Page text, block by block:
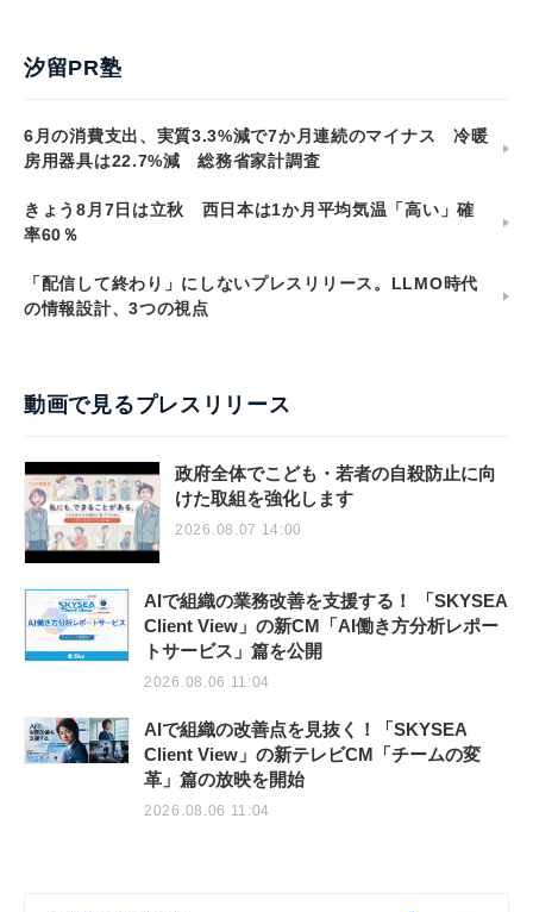
汐留PR塾
6月の消費支出、実質3.3%減で7か月連続のマイナス 冷暖
房用器具は22.7%減 総務省家計調査
きょう8月7日は立秋 西日本は1か月平均気温「高い」確
率60％
「配信して終わり」にしないプレスリリース。LLMO時代
の情報設計、3つの視点
動画で見るプレスリリース
政府全体でこども・若者の自殺防止に向
けた取組を強化します
2026.08.07 14:00
AIで組織の業務改善を支援する！ 「SKYSEA
Client View」の新CM「AI働き方分析レポー
トサービス」篇を公開
2026.08.06 11:04
AIで組織の改善点を見抜く！「SKYSEA
Client View」の新テレビCM「チームの変
革」篇の放映を開始
2026.08.06 11:04